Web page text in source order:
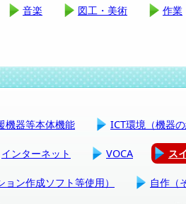
音楽 図工・美術 作業
機器等本体機能 ICT環境（機器の
インターネット VOCA ス
ン作成ソフト等使用） 自作（